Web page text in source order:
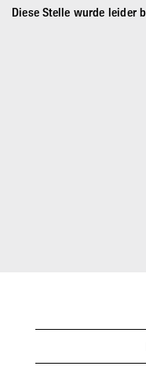
Diese Stelle wurde leider